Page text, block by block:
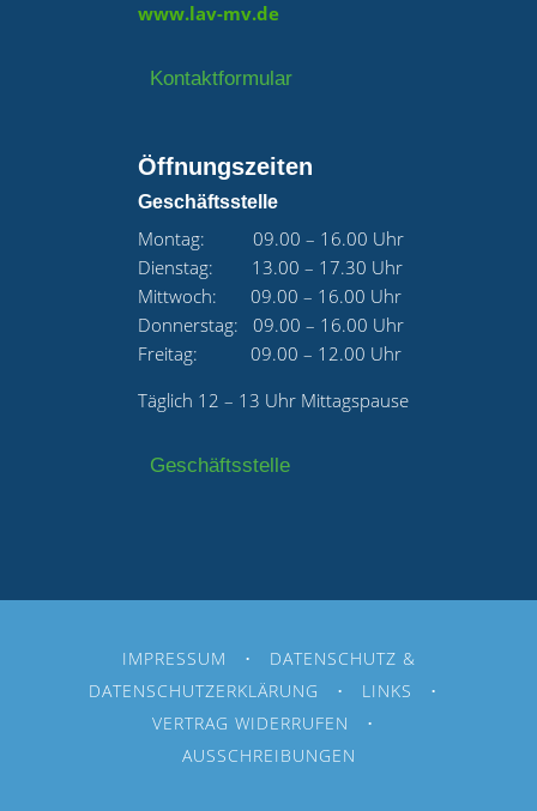
www.lav-mv.de
Kontaktformular
Öffnungszeiten
Geschäftsstelle
Montag: 09.00 – 16.00 Uhr
Dienstag: 13.00 – 17.30 Uhr
Mittwoch: 09.00 – 16.00 Uhr
Donnerstag: 09.00 – 16.00 Uhr
Freitag: 09.00 – 12.00 Uhr
Täglich 12 – 13 Uhr Mittagspause
Geschäftsstelle
IMPRESSUM • DATENSCHUTZ &
DATENSCHUTZERKLÄRUNG • LINKS •
VERTRAG WIDERRUFEN •
AUSSCHREIBUNGEN